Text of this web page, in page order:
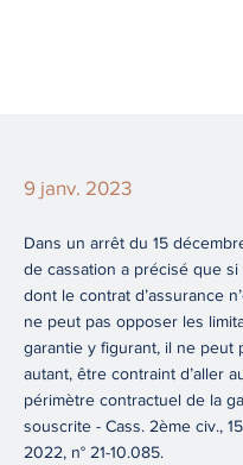
9 janv. 2023
Dans un arrêt du 15
de cassation a précisé que
dont le contrat d’assurance
ne peut pas opposer les
garantie y figurant, il ne peut
autant, être contraint d’aller
périmètre contractuel de la
souscrite - Cass. 2ème civ.,
2022, n° 21-10.085.